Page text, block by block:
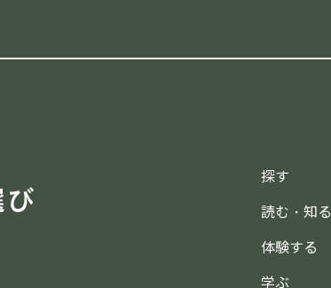
探す
読む・知る
体験する
学ぶ